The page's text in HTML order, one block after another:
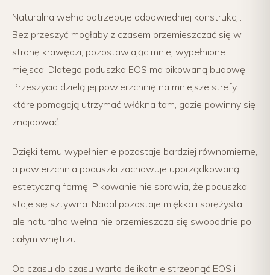
Naturalna wełna potrzebuje odpowiedniej konstrukcji.
Bez przeszyć mogłaby z czasem przemieszczać się w
stronę krawędzi, pozostawiając mniej wypełnione
miejsca. Dlatego poduszka EOS ma pikowaną budowę.
Przeszycia dzielą jej powierzchnię na mniejsze strefy,
które pomagają utrzymać włókna tam, gdzie powinny się
znajdować.
Dzięki temu wypełnienie pozostaje bardziej równomierne,
a powierzchnia poduszki zachowuje uporządkowaną,
estetyczną formę. Pikowanie nie sprawia, że poduszka
staje się sztywna. Nadal pozostaje miękka i sprężysta,
ale naturalna wełna nie przemieszcza się swobodnie po
całym wnętrzu.
Od czasu do czasu warto delikatnie strzepnąć EOS i